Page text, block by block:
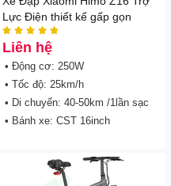
Lực Điện thiết kế gấp gọn
    
Liên hệ
• Động cơ: 250W
• Tốc độ: 25km/h
• Di chuyển: 40-50km /1lần sạc
• Bánh xe: CST 16inch